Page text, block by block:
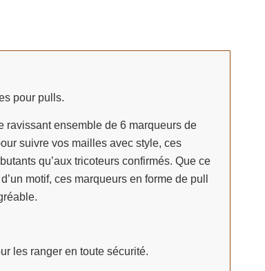
pour pulls.
ravissant ensemble de 6 marqueurs de
suivre vos mailles avec style, ces
qu’aux tricoteurs confirmés. Que ce
motif, ces marqueurs en forme de pull
les ranger en toute sécurité.